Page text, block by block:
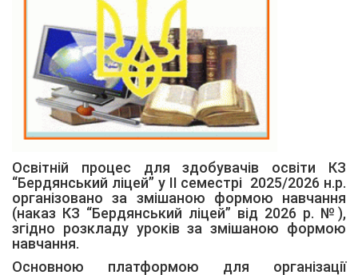
Освітній процес для здобувачів освіти КЗ
“Бердянський ліцей” у ІІ семестрі 2025/2026 н.р.
організовано за змішаною формою навчання
(наказ КЗ “Бердянський ліцей” від 2026 р. №),
згідно розкладу уроків за змішаною формою
навчання.
Основною платформою для організації